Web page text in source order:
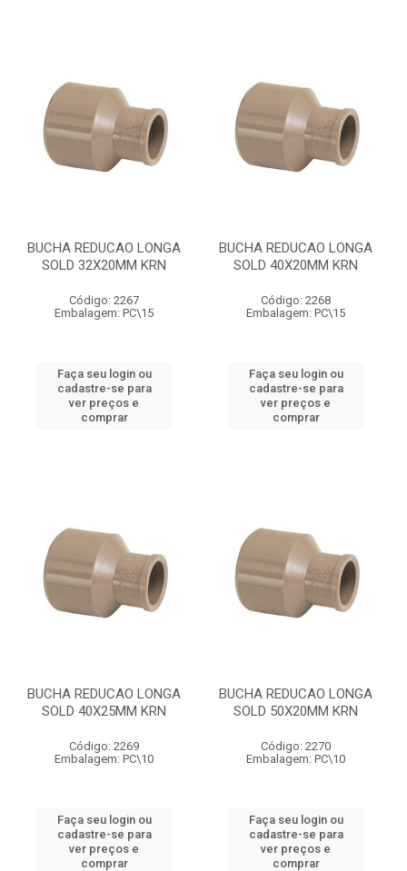
BUCHA REDUCAO LONGA
SOLD 32X20MM KRN
Código: 2267
Embalagem: PC\15
Faça seu login ou
cadastre-se para
ver preços e
comprar
BUCHA REDUCAO LONGA
SOLD 40X20MM KRN
Código: 2268
Embalagem: PC\15
Faça seu login ou
cadastre-se para
ver preços e
comprar
BUCHA REDUCAO LONGA
SOLD 40X25MM KRN
Código: 2269
Embalagem: PC\10
Faça seu login ou
cadastre-se para
ver preços e
comprar
BUCHA REDUCAO LONGA
SOLD 50X20MM KRN
Código: 2270
Embalagem: PC\10
Faça seu login ou
cadastre-se para
ver preços e
comprar